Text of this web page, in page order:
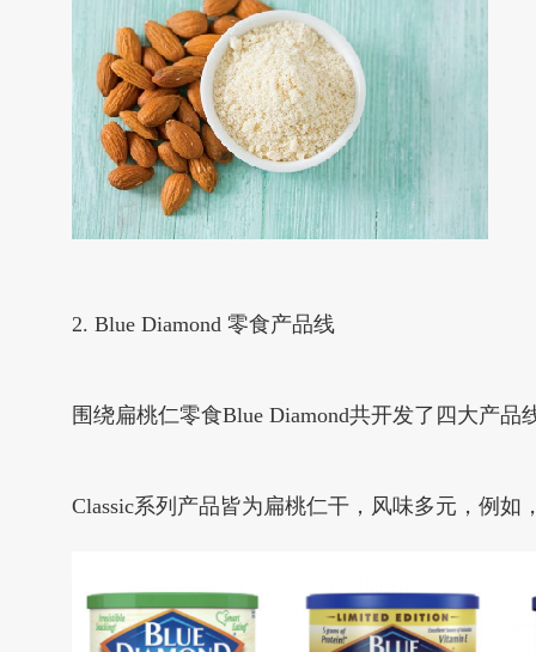
2. Blue Diamond 零食产品线
围绕扁桃仁零食Blue Diamond共开发了四大产品
Classic系列产品皆为扁桃仁干，风味多元，例